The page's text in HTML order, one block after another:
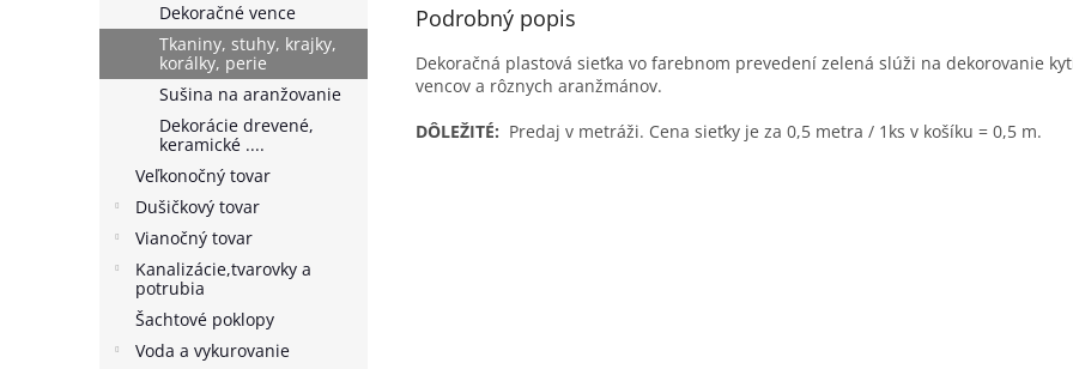
Dekoračné vence
Tkaniny, stuhy, krajky,
korálky, perie
Sušina na aranžovanie
Dekorácie drevené,
keramické ....
Veľkonočný tovar
Dušičkový tovar
Vianočný tovar
Kanalizácie,tvarovky a
potrubia
Šachtové poklopy
Voda a vykurovanie
Podrobný popis
Dekoračná plastová sieťka vo farebnom prevedení zelená slúži na dekorovanie
vencov a rôznych aranžmánov.
DÔLEŽITÉ: Predaj v metráži. Cena sieťky je za 0,5 metra / 1ks v košíku = 0,5 m.